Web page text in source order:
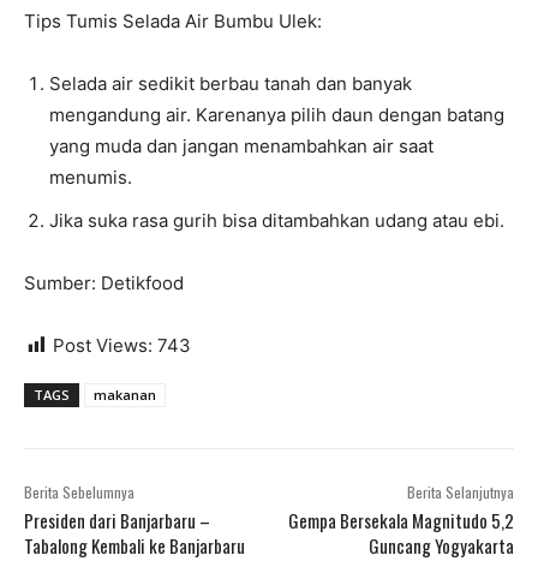
Tips Tumis Selada Air Bumbu Ulek:
Selada air sedikit berbau tanah dan banyak
mengandung air. Karenanya pilih daun dengan batang
yang muda dan jangan menambahkan air saat
menumis.
Jika suka rasa gurih bisa ditambahkan udang atau ebi.
Sumber: Detikfood
Post Views: 743
TAGS makanan
Berita Sebelumnya
Presiden dari Banjarbaru –
Tabalong Kembali ke Banjarbaru
Berita Selanjutnya
Gempa Bersekala Magnitudo 5,2
Guncang Yogyakarta